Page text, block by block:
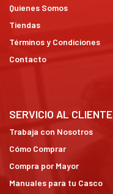
Quienes Somos
Tiendas
Términos y Condiciones
Contacto
SERVICIO AL CLIENTE
Trabaja con Nosotros
Cómo Comprar
Compra por Mayor
Manuales para tu Casco